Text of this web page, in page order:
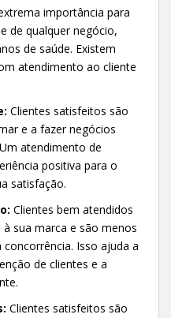
importância para
de qualquer negócio,
de saúde. Existem
atendimento ao cliente
Clientes satisfeitos são
e a fazer negócios
atendimento de
positiva para o
satisfação.
Clientes bem atendidos
sua marca e são menos
Isso ajuda a
de clientes e a
Clientes satisfeitos são